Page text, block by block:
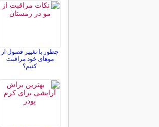
چطور با تغییر فصول از
موهای خود مراقبت
کنیم؟